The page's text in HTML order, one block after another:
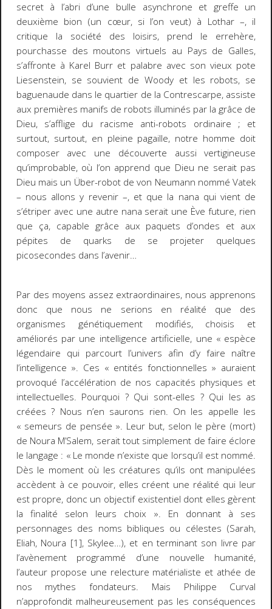
secret à l’abri d’une bulle asynchrone et greffe un
deuxième bion (un cœur, si l’on veut) à Lothar –, il
critique la société des loisirs, prend le errehère,
pourchasse des moutons virtuels au Pays de Galles,
s’affronte à Karel Burr et palabre avec son vieux pote
Liesenstein, se souvient de Woody et les robots, se
baguenaude dans le quartier de la Contrescarpe, assiste
aux premières manifs de robots illuminés par la grâce de
Dieu, s’afflige du racisme anti-robots ordinaire ; et
surtout, surtout, en pleine pagaille, notre homme doit
composer avec une découverte aussi vertigineuse
qu’improbable, où l’on apprend que Dieu ne serait pas
Dieu mais un Über-robot de von Neumann nommé Vatek
– nous allons y revenir –, et que la nana qui vient de
s’étriper avec une autre nana serait une Ève future, rien
que ça, capable grâce aux paquets d’ondes et aux
pépites de quarks de se projeter quelques
picosecondes dans l’avenir…
Par des moyens assez extraordinaires, nous apprenons
donc que nous ne serions en réalité que des
organismes génétiquement modifiés, choisis et
améliorés par une intelligence artificielle, une « espèce
légendaire qui parcourt l’univers afin d’y faire naître
l’intelligence ». Ces « entités fonctionnelles » auraient
provoqué l’accélération de nos capacités physiques et
intellectuelles. Pourquoi ? Qui sont-elles ? Qui les as
créées ? Nous n’en saurons rien. On les appelle les
« semeurs de pensée ». Leur but, selon le père (mort)
de Noura M’Salem, serait tout simplement de faire éclore
le langage : « Le monde n’existe que lorsqu’il est nommé.
Dès le moment où les créatures qu’ils ont manipulées
accèdent à ce pouvoir, elles créent une réalité qui leur
est propre, donc un objectif existentiel dont elles gèrent
la finalité selon leurs choix ». En donnant à ses
personnages des noms bibliques ou célestes (Sarah,
Eliah, Noura [1], Skylee…), et en terminant son livre par
l’avènement programmé d’une nouvelle humanité,
l’auteur propose une relecture matérialiste et athée de
nos mythes fondateurs. Mais Philippe Curval
n’approfondit malheureusement pas les conséquences